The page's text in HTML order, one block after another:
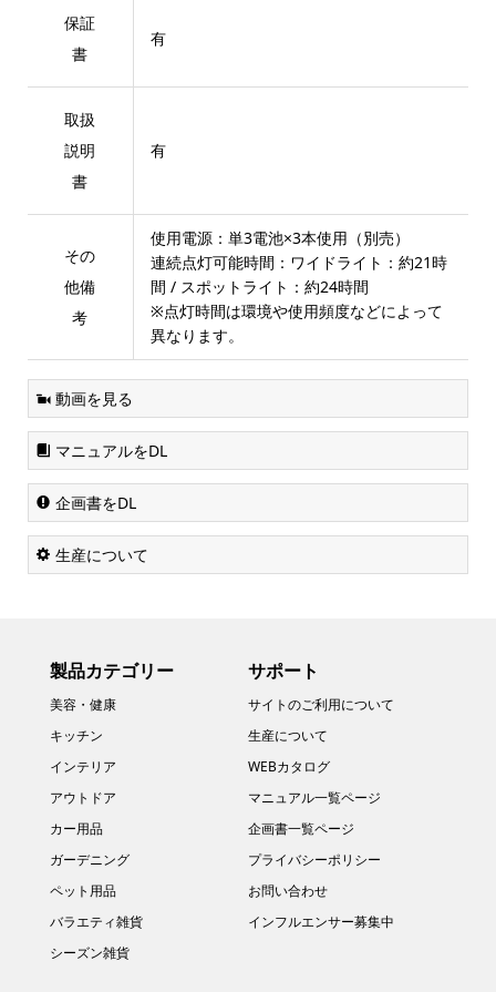
保証
書
有
取扱
説明
書
有
その
他備
考
使用電源：単3電池×3本使用（別売）
連続点灯可能時間：ワイドライト：約21時
間 / スポットライト：約24時間
※点灯時間は環境や使用頻度などによって
異なります。
動画を見る
マニュアルをDL
企画書をDL
生産について
製品カテゴリー
美容・健康
キッチン
インテリア
アウトドア
カー用品
ガーデニング
ペット用品
バラエティ雑貨
シーズン雑貨
サポート
サイトのご利用について
生産について
WEBカタログ
マニュアル一覧ページ
企画書一覧ページ
プライバシーポリシー
お問い合わせ
インフルエンサー募集中